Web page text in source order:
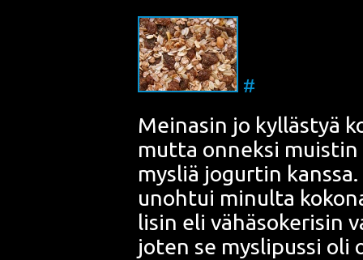
#
Mei­na­sin jo kyl­läs­tyä
mut­ta onnek­si
mys­liä jogur­tin
unoh­tui minul­ta
li­sin eli vähä­so­ke­ri­sin
joten se mys­li­pus­si